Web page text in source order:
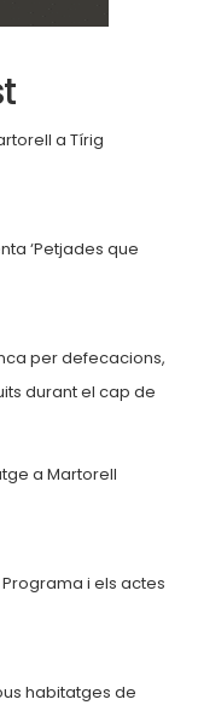
a Tírig
‘Petjades que
per defecacions,
durant el cap de
a Martorell
i els actes
habitatges de